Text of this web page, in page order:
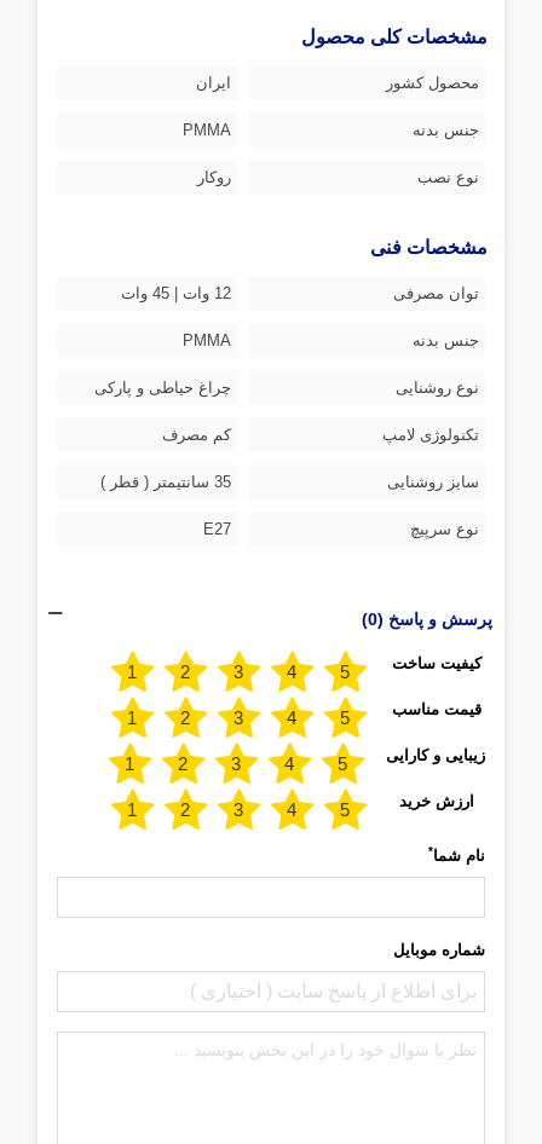
مشخصات کلی محصول
محصول کشور ایران
جنس بدنه PMMA
نوع نصب روکار
مشخصات فنی
توان مصرفی 12 وات | 45 وات
جنس بدنه PMMA
نوع روشنایی چراغ حیاطی و پارکی
تکنولوژی لامپ کم مصرف
سایز روشنایی 35 سانتیمتر ( قطر )
نوع سرپیچ E27
پرسش و پاسخ (0)
کیفیت ساخت
قیمت مناسب
زیبایی و کارایی
ارزش خرید
نام شما*
شماره موبایل